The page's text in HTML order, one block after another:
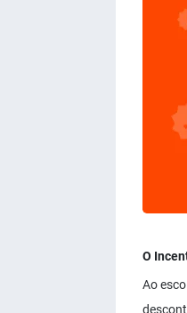
O
Ao